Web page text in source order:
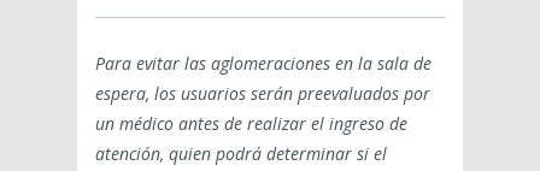
Para evitar las aglomeraciones en la sala de
espera, los usuarios serán preevaluados por
un médico antes de realizar el ingreso de
atención, quien podrá determinar si el